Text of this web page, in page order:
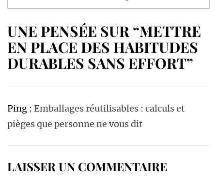
UNE PENSÉE SUR “METTRE
EN PLACE DES HABITUDES
DURABLES SANS EFFORT”
Ping : Emballages réutilisables : calculs et
pièges que personne ne vous dit
LAISSER UN COMMENTAIRE